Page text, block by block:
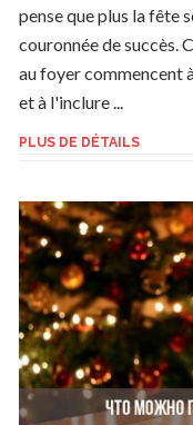
pense que plus la fête
couronnée de succès.
au foyer commencent
et à l'inclure ...
PLUS DE DÉTAILS